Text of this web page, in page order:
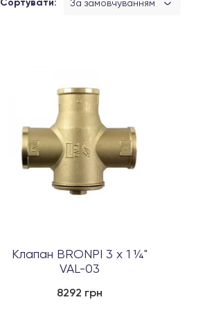
Сортувати: За замовчуванням
Клапан BRONPI 3 x 1 ¼"
VAL-03
8292 грн